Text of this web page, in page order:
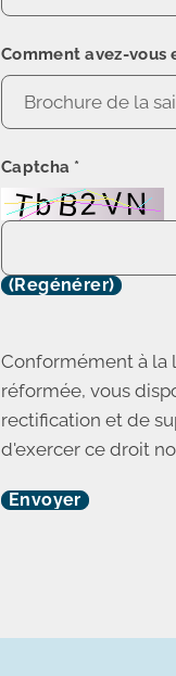
Comment avez-vous
Captcha *
(Regénérer)
Conformément à la
réformée, vous
rectification et de
d'exercer ce droit